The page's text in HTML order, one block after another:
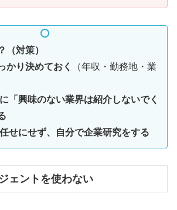
（対策）
かり決めておく
（年収・勤務地・業
「興味のない業界は紹介しないでく
せにせず、自分で企業研究をする
ェントを使わない